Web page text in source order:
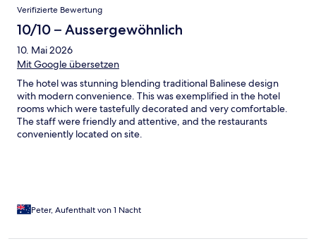
Verifizierte Bewertung
10/10 – Aussergewöhnlich
10. Mai 2026
Mit Google übersetzen
The hotel was stunning blending traditional Balinese design
with modern convenience. This was exemplified in the hotel
rooms which were tastefully decorated and very comfortable.
The staff were friendly and attentive, and the restaurants
conveniently located on site.
Peter, Aufenthalt von 1 Nacht